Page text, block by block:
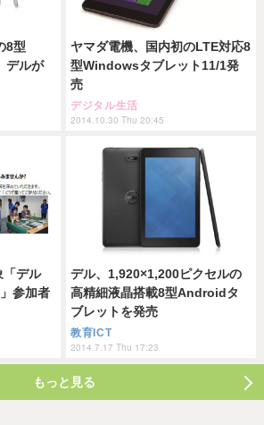
8型
デルが
ヤマダ電機、国内初のLTE対応8
型Windowsタブレット11/1発
売
デジタル生活
2014.10.30 Thu 20:45
「デル
参加者
デル、1,920×1,200ピクセルの
高精細液晶搭載8型Androidタ
ブレットを発売
教育ICT
2014.7.17 Thu 17:23
もっと見る